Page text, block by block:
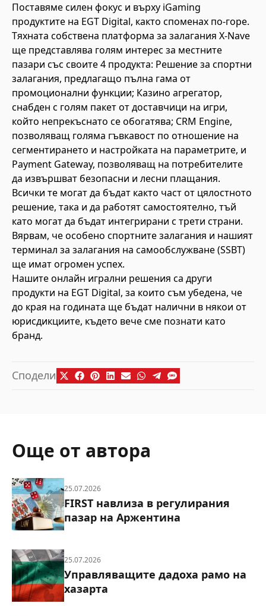
Поставяме силен фокус и върху iGaming
продуктите на EGT Digital, както споменах по-горе.
Тяхната собствена платформа за залагания X-Nave
ще представлява голям интерес за местните
пазари със своите 4 продукта: Решение за спортни
залагания, предлагащо пълна гама от
промоционални функции; Казино агрегатор,
снабден с голям пакет от доставчици на игри,
който непрекъснато се обогатява; CRM Engine,
позволяващ голяма гъвкавост по отношение на
сегментирането и настройката на параметрите, и
Payment Gateway, позволяващ на потребителите
да извършват безопасни и лесни плащания.
Всички те могат да бъдат както част от цялостното
решение, така и да работят самостоятелно, тъй
като могат да бъдат интегрирани с трети страни.
Вярвам, че особено спортните залагания и нашият
терминал за залагания на самообслужване (SSBT)
ще имат огромен успех.
Нашите онлайн игрални решения са други
продукти на EGT Digital, за които съм убедена, че
до края на годината ще бъдат налични в някои от
юрисдикциите, където вече сме познати като
бранд.
Сподели
Още от автора
25.07.2026
FIRST навлиза в регулирания
пазар на Аржентина
25.07.2026
Управляващите дадоха рамо на
хазарта